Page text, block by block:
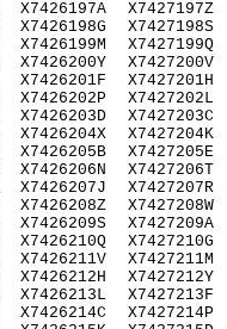
X7426197A
X7426198G
X7426199M
X7426200Y
X7426201F
X7426202P
X7426203D
X7426204X
X7426205B
X7426206N
X7426207J
X7426208Z
X7426209S
X7426210Q
X7426211V
X7426212H
X7426213L
X7426214C
X7427197Z
X7427198S
X7427199Q
X7427200V
X7427201H
X7427202L
X7427203C
X7427204K
X7427205E
X7427206T
X7427207R
X7427208W
X7427209A
X7427210G
X7427211M
X7427212Y
X7427213F
X7427214P